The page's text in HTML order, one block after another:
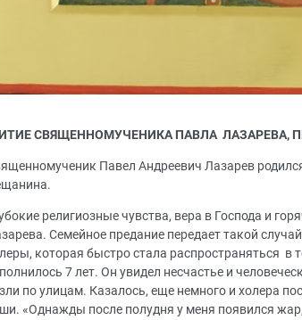
СВЯЩЕННОМУЧЕНИКА ПАВЛА ЛАЗАРЕВА,
Павел Андреевич Лазарев
религиозные чувства, вера в Господа и
Семейное предание передает такой
которая быстро стала распространяться в
7 лет. Он увидел несчастье и
по улицам. Казалось, еще немного и холера
«Однажды после полудня у меня появился